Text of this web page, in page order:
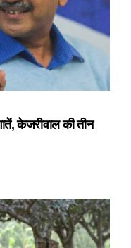
केजरीवाल की तीन